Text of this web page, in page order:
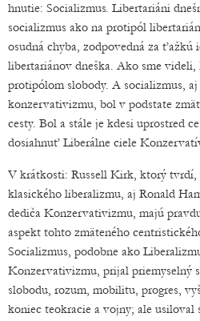
hnutie: Socializmus. Libertariáni
socializmus ako na protipól
osudná chyba, zodpovedná za ťažkú
libertariánov dneška. Ako sme
protipólom slobody. A socializmus,
konzervativizmu, bol v podstate
cesty. Bol a stále je kdesi uprostred
dosiahnuť Liberálne ciele
V krátkosti: Russell Kirk, ktorý tvrdí,
klasického liberalizmu, aj Ronald
dediča Konzervativizmu, majú
aspekt tohto zmäteného
Socializmus, podobne ako
Konzervativizmu, prijal priemyselný
slobodu, rozum, mobilitu, progres,
koniec teokracie a vojny; ale